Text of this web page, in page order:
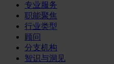
专业服务
职能聚焦
行业类型
顾问
分支机构
智识与洞见